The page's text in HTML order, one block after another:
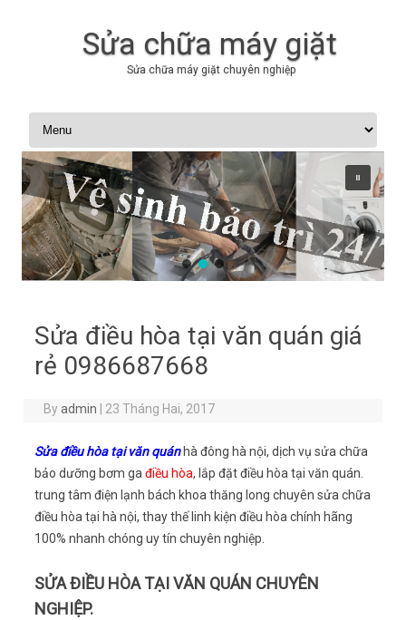
Sửa chữa máy giặt
Sửa chữa máy giặt chuyên nghiệp
Skip to content
Sửa điều hòa tại văn quán giá
rẻ 0986687668
Byadmin 23 Tháng Hai, 2017
Sửa điều hòa tại văn quánhà đông hà nội, dịch vụ sửa chữa
bảo dưỡng bơm ga điều hòa, lắp đặt điều hòa tại văn quán.
trung tâm điện lạnh bách khoa thăng long chuyên sửa chữa
điều hòa tại hà nội, thay thế linh kiện điều hòa chính hãng
100% nhanh chóng uy tín chuyên nghiệp.
SỬA ĐIỀU HÒA TẠI VĂN QUÁN CHUYÊN
NGHIỆP.